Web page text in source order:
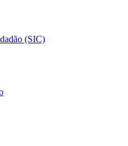
(SIC)